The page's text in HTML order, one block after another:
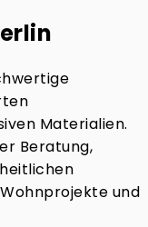
Materialien.
Beratung,
und